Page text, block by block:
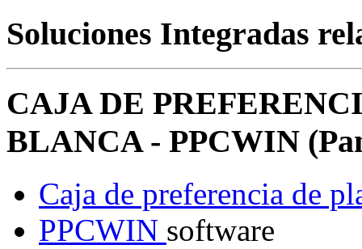
Soluciones Integradas
CAJA DE
BLANCA - PPCWIN
Caja de preferencia de
PPCWIN software